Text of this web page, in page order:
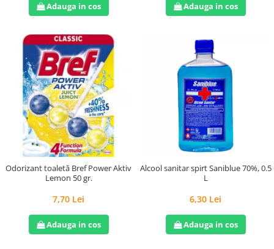
Adauga in cos Adauga in cos
Odorizant toaletă Bref Power Aktiv
Lemon 50 gr.
7,70 Lei
Adauga in cos
Alcool sanitar spirt Saniblue 70%, 0.5
L
6,30 Lei
Adauga in cos